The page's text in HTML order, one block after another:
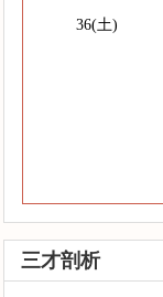
36(土)
三才剖析